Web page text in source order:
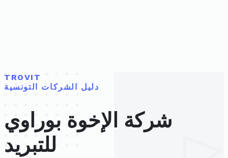
TROVIT
دليل الشركات التونسية
شركة الإخوة بوراوي
للتبريد